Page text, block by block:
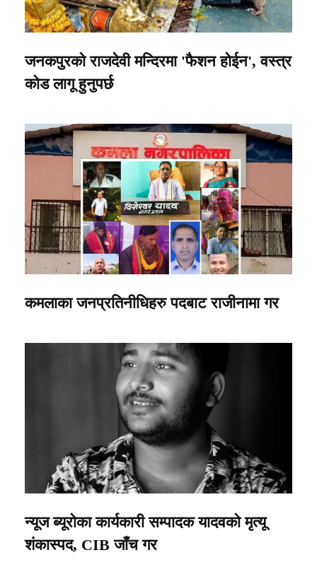
जनकपुरको राजदेवी मन्दिरमा 'फैशन होईन', वस्त्र
कोड लागू हुनुपर्छ
कमलाका जनप्रतिनीधिहरु पदबाट राजीनामा गर
न्यूज ब्यूरोका कार्यकारी सम्पादक यादवको मृत्यू
शंकास्पद, CIB जाँच गर